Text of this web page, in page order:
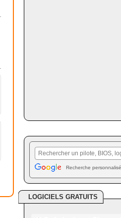
Recherche
LOGICIELS GRATUITS